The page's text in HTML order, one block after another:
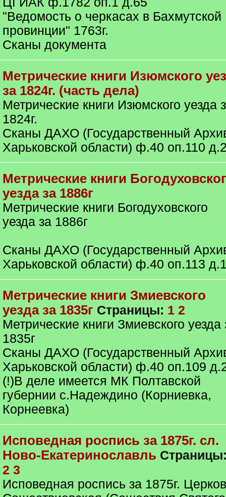
"Ведомость о черкасах в Бахмутской
провинции" 1763г.
Сканы документа
Метрические книги Изюмского
за 1824г. (часть дела)
Метрические книги Изюмского уезда
1824г.
Сканы ДАХО (Государственный
Харьковской области) ф.40 оп.110
Метрические книги
уезда за 1886г
Метрические книги Богодуховского
уезда за 1886г
Сканы ДАХО (Государственный
Харьковской области) ф.40 оп.113
Метрические книги Змиевского
уезда за 1835г Страницы: 1 2
Метрические книги Змиевского уезда
1835г
Сканы ДАХО (Государственный
Харьковской области) ф.40 оп.109
(!)В деле имеется МК Полтавской
губернии с.Надеждино (Корниевка,
Корнеевка)
Исповедная роспись за 1875г. сл.
Ново-Екатеринославль
2 3
Исповедная роспись за 1875г.